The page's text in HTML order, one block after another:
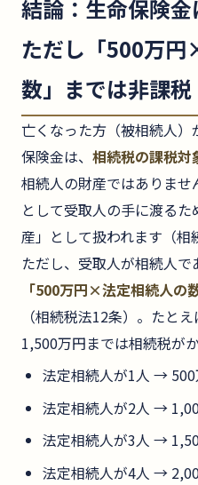
結論：生命保険金
ただし「500万
数」までは非課税
亡くなった方（被相続人
保険金は、 相続税の課税対
相続人の財産ではありま
として受取人の手に渡る
産」として扱われます（相
ただし、受取人が相続人
「500万円×法定相続人の
（相続税法12条）。たと
1,500万円までは相続税が
法定相続人が1人 →
法定相続人が2人 →
法定相続人が3人 →
法定相続人が4人 →